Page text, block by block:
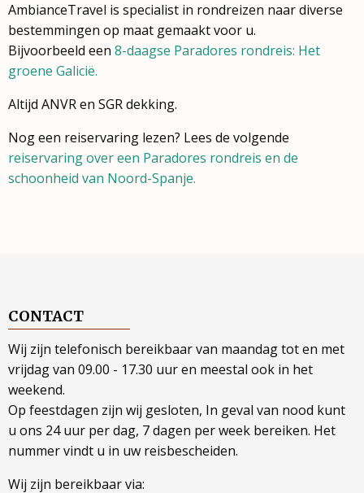
AmbianceTravel is specialist in rondreizen naar diverse
bestemmingen op maat gemaakt voor u.
Bijvoorbeeld een 8-daagse Paradores rondreis: Het
groene Galicië.
Altijd ANVR en SGR dekking.
Nog een reiservaring lezen? Lees de volgende
reiservaring over een Paradores rondreis en de
schoonheid van Noord-Spanje.
CONTACT
Wij zijn telefonisch bereikbaar van maandag tot en met
vrijdag van 09.00 - 17.30 uur en meestal ook in het
weekend.
Op feestdagen zijn wij gesloten, In geval van nood kunt
u ons 24 uur per dag, 7 dagen per week bereiken. Het
nummer vindt u in uw reisbescheiden.
Wij zijn bereikbaar via: